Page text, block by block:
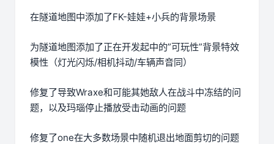
在隧道地图中添加了FK-娃娃+小兵的背景场景
为隧道地图添加了正在开发起中的”可玩性”背景特效
模性（灯光闪烁/相机抖动/车辆声音同）
修复了导致Wraxe和可能其她敌人在战斗中冻结的问
题，以及玛瑙停止播放受击动画的问题
修复了one在大多数场景中随机退出地面剪切的问题